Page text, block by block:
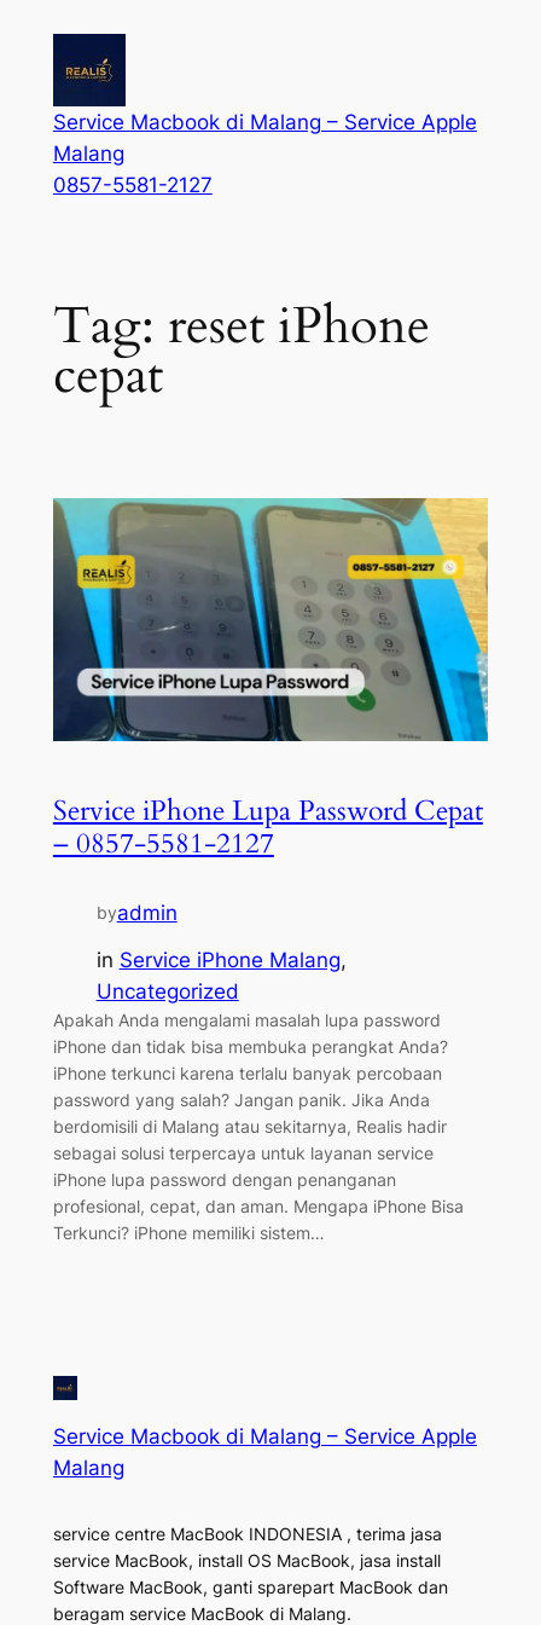
Service Macbook di Malang – Service Apple
Malang
0857-5581-2127
Tag: reset iPhone
cepat
Service iPhone Lupa Password Cepat
– 0857-5581-2127
byadmin
in Service iPhone Malang
Uncategorized
Apakah Anda mengalami masalah lupa password
iPhone dan tidak bisa membuka perangkat Anda?
iPhone terkunci karena terlalu banyak percobaan
password yang salah? Jangan panik. Jika Anda
berdomisili di Malang atau sekitarnya, Realis hadir
sebagai solusi terpercaya untuk layanan service
iPhone lupa password dengan penanganan
profesional, cepat, dan aman. Mengapa iPhone Bisa
Terkunci? iPhone memiliki sistem…
Service Macbook di Malang – Service Apple
Malang
service centre MacBook INDONESIA , terima jasa
service MacBook, install OS MacBook, jasa install
Software MacBook, ganti sparepart MacBook dan
beragam service MacBook di Malang.